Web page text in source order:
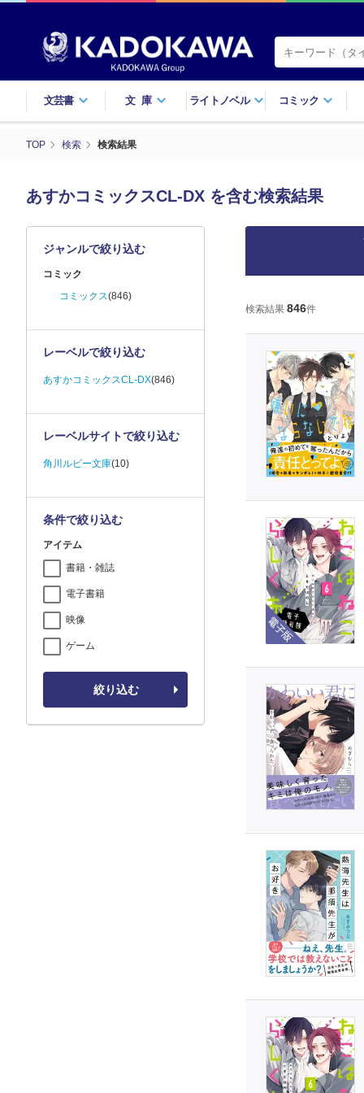
文芸書 文庫 ライトノベル コミック
TOP 検索 検索結果
あすかコミックスCL-DX を含む検索結果
検索結果 846件
電子版
ジャンルで絞り込む
コミック
コミックス(846)
レーベルで絞り込む
あすかコミックスCL-DX(846)
レーベルサイトで絞り込む
角川ルビー文庫(10)
条件で絞り込む
アイテム
書籍・雑誌
電子書籍
映像
ゲーム
絞り込む